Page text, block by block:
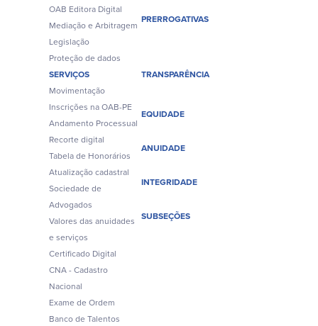
OAB Editora Digital
Mediação e Arbitragem
Legislação
Proteção de dados
PRERROGATIVAS
SERVIÇOS
Movimentação
Inscrições na OAB-PE
Andamento Processual
Recorte digital
Tabela de Honorários
Atualização cadastral
Sociedade de
Advogados
Valores das anuidades
e serviços
Certificado Digital
CNA - Cadastro
Nacional
Exame de Ordem
Banco de Talentos
TRANSPARÊNCIA
EQUIDADE
ANUIDADE
INTEGRIDADE
SUBSEÇÕES